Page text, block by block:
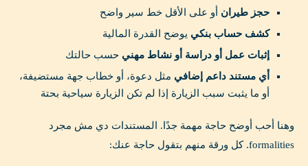
حجز طيران أو على الأقل خط سير واضح
كشف حساب بنكي يوضح القدرة المالية
إثبات عمل أو دراسة أو نشاط مهني حسب حالتك
أي مستند داعم إضافي مثل دعوة، أو خطاب جهة مستضيفة،
أو ما يثبت سبب الزيارة إذا لم تكن الزيارة سياحية بحتة
وهنا أحب أوضح حاجة مهمة جدًا. المستندات دي مش مجرد
formalities. كل ورقة منهم بتقول حاجة عنك: